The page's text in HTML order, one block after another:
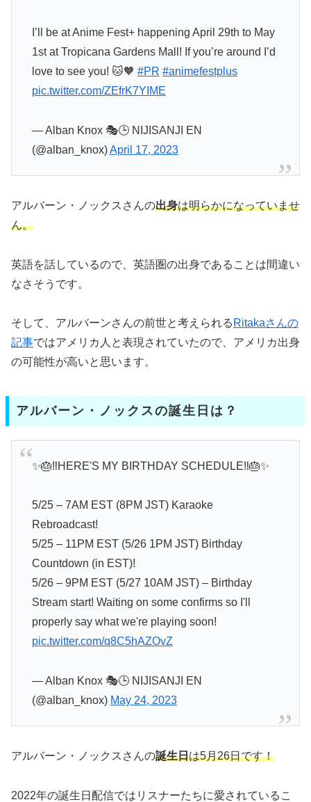
I’ll be at Anime Fest+ happening April 29th to May
1st at Tropicana Gardens Mall! If you’re around I’d
love to see you! 🐱🧡 #PR #animefestplus
pic.twitter.com/ZEfrK7YIME
— Alban Knox 🎭🕒 NIJISANJI EN
(@alban_knox)April 17, 2023
アルバーン・ノックスさんの出身は明らかになっていませ
ん。
英語を話しているので、英語圏の出身であることは間違い
なさそうです。
そして、アルバーンさんの前世と考えられる Ritakaさんの
記事ではアメリカ人と表現されていたので、アメリカ出身
の可能性が高いと思います。
アルバーン・ノックスの誕生日は？
✨🎂‼️HERE'S MY BIRTHDAY SCHEDULE‼️🎂✨
5/25 – 7AM EST (8PM JST) Karaoke
Rebroadcast!
5/25 – 11PM EST (5/26 1PM JST) Birthday
Countdown (in EST)!
5/26 – 9PM EST (5/27 10AM JST) – Birthday
Stream start! Waiting on some confirms so I'll
properly say what we're playing soon!
pic.twitter.com/q8C5hAZOvZ
— Alban Knox 🎭🕒 NIJISANJI EN
(@alban_knox) May 24, 2023
アルバーン・ノックスさんの誕生日は5月26日です！
2022年の誕生日配信ではリスナーたちに愛されているこ